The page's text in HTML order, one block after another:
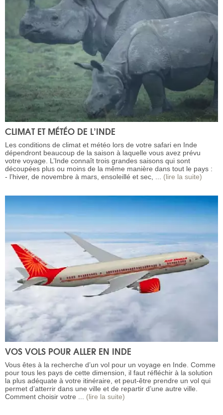
CLIMAT ET MÉTÉO DE L’INDE
Les conditions de climat et météo lors de votre safari en Inde
dépendront beaucoup de la saison à laquelle vous avez prévu
votre voyage. L’Inde connaît trois grandes saisons qui sont
découpées plus ou moins de la même manière dans tout le pays :
- l’hiver, de novembre à mars, ensoleillé et sec, ... (lire la suite)
VOS VOLS POUR ALLER EN INDE
Vous êtes à la recherche d’un vol pour un voyage en Inde. Comme
pour tous les pays de cette dimension, il faut réfléchir à la solution
la plus adéquate à votre itinéraire, et peut-être prendre un vol qui
permet d’atterrir dans une ville et de repartir d’une autre ville.
Comment choisir votre ... (lire la suite)